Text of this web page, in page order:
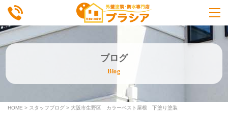
ブログ
Blog
HOME > スタッフブログ > 大阪市生野区 カラーベスト屋根 下塗り塗装